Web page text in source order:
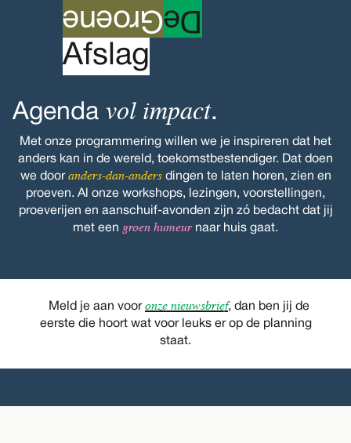
G
roene D
e
Afslag
Agenda vol impact.
Met onze programmering willen we je inspireren dat het
anders kan in de wereld, toekomstbestendiger. Dat doen
we door anders-dan-anders dingen te laten horen, zien en
proeven. Al onze workshops, lezingen, voorstellingen,
proeverijen en aanschuif-avonden zijn zó bedacht dat jij
met een groen humeur naar huis gaat.
Meld je aan voor onze nieuwsbrief, dan ben jij de
eerste die hoort wat voor leuks er op de planning
staat.